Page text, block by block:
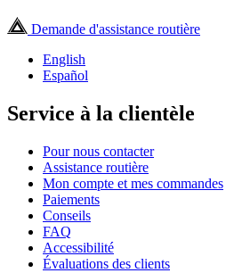
Demande d'assistance routière
English
Español
Service à la clientèle
Pour nous contacter
Assistance routière
Mon compte et mes commandes
Paiements
Conseils
FAQ
Accessibilité
Évaluations des clients